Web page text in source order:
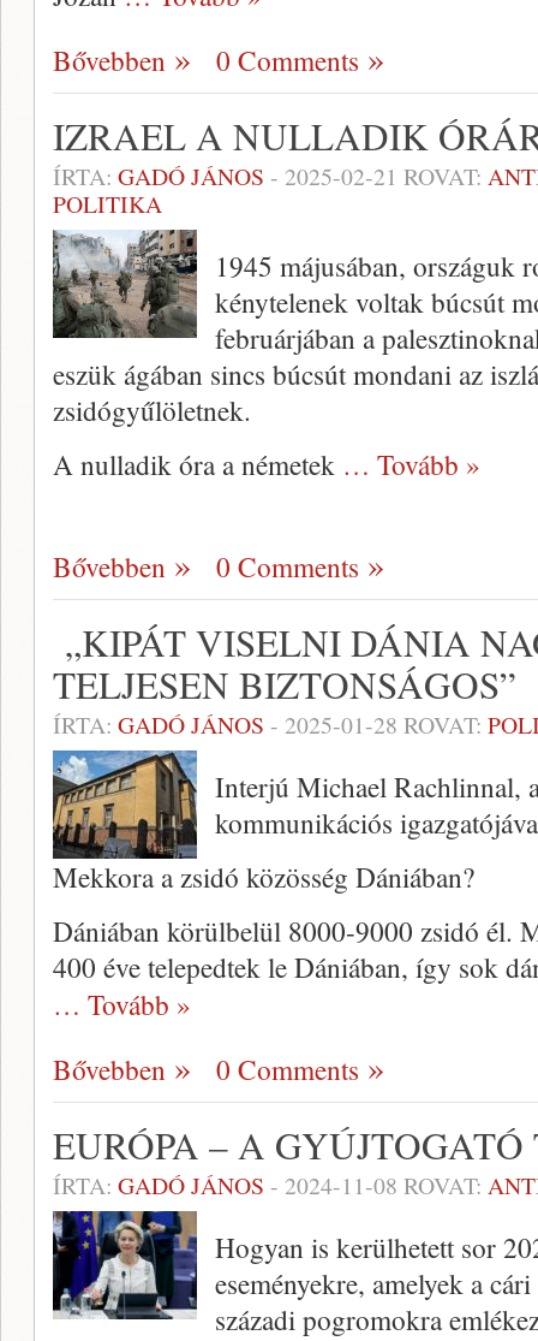
Bővebben
0 Comments
IZRAEL A NULLADIK
ÍRTA: GADÓ JÁNOS - 2025-02-21 ROVAT:
POLITIKA
1945 májusában, országuk
kénytelenek voltak búcsút
februárjában a
eszük ágában sincs búcsút mondani az
zsidógyűlöletnek.
A nulladik óra a németek … Tovább »
Bővebben 0 Comments
„KIPÁT VISELNI DÁNIA
TELJESEN BIZTONSÁGOS”
ÍRTA: GADÓ JÁNOS - 2025-01-28 ROVAT:
Interjú Michael Rachlinnal,
kommunikációs
Mekkora a zsidó közösség Dániában?
Dániában körülbelül 8000-9000 zsidó él.
400 éve telepedtek le Dániában, így sok
… Tovább »
Bővebben
0 Comments
EURÓPA – A
ÍRTA: GADÓ JÁNOS - 2024-11-08 ROVAT:
Hogyan is kerülhetett sor
eseményekre, amelyek a
századi pogromokra